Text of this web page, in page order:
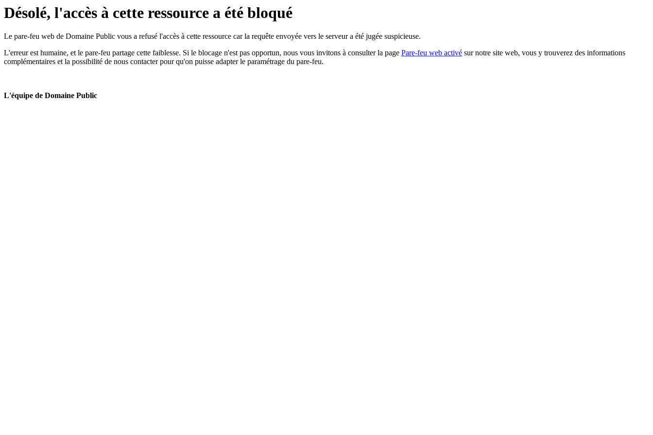
Désolé, l'accès à cette ressource a été bloqué
Le pare-feu web de Domaine Public vous a refusé l'accès à cette ressource car la requête envoyée vers le serveur a été jugée suspicieuse.
L'erreur est humaine, et le pare-feu partage cette faiblesse. Si le blocage n'est pas opportun, nous vous invitons à consulter la page Pare-feu web activé sur notre site web, vous y trouverez des informations
complémentaires et la possibilité de nous contacter pour qu'on puisse adapter le paramétrage du pare-feu.
L'équipe de Domaine Public